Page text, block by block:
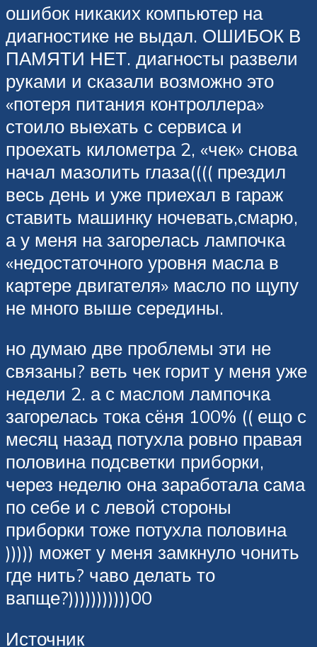
ошибок никаких компьютер на
диагностике не выдал. ОШИБОК В
ПАМЯТИ НЕТ. диагносты развели
руками и сказали возможно это
«потеря питания контроллера»
стоило выехать с сервиса и
проехать километра 2, «чек» снова
начал мазолить глаза(((( прездил
весь день и уже приехал в гараж
ставить машинку ночевать,смарю,
а у меня на загорелась лампочка
«недостаточного уровня масла в
картере двигателя» масло по щупу
не много выше середины.
но думаю две проблемы эти не
связаны? веть чек горит у меня уже
недели 2. а с маслом лампочка
загорелась тока сёня 100% (( ещо с
месяц назад потухла ровно правая
половина подсветки приборки,
через неделю она заработала сама
по себе и с левой стороны
приборки тоже потухла половина
))))) может у меня замкнуло чонить
где нить? чаво делать то
вапще?)))))))))))00
Источник